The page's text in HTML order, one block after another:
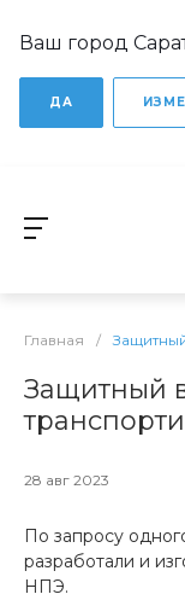
Ваш город
ДА
Главная /
Защитный
28 авг 2023
По запросу
разработали и
НПЭ.